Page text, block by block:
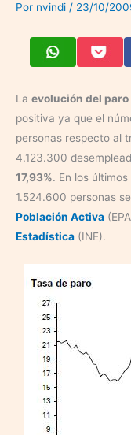
Por nvindi / 23/10/
La evolución del paro
positiva ya que el
personas respecto al
4.123.300
17,93%. En los
1.524.600 personas
Población Activa
Estadística (INE).